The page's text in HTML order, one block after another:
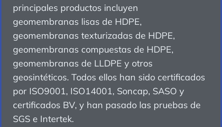
principales productos incluyen
geomembranas lisas de HDPE,
geomembranas texturizadas de HDPE,
geomembranas compuestas de HDPE,
geomembranas de LLDPE y otros
geosintéticos. Todos ellos han sido certificados
por ISO9001, ISO14001, Soncap, SASO y
certificados BV, y han pasado las pruebas de
SGS e Intertek.